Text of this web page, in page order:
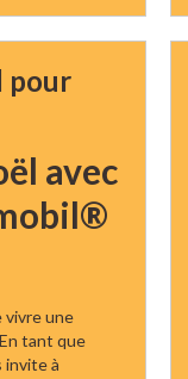
pour
avec
vivre une
tant que
invite à